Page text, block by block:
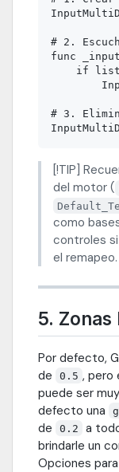
# 2.
func
if
# 3.
[!TIP]
del motor (
como
controles
el remapeo.
5. Zonas
Por defecto,
de
0.5 , pero
puede ser
defecto una
de
0.2
a
brindarle un
Opciones